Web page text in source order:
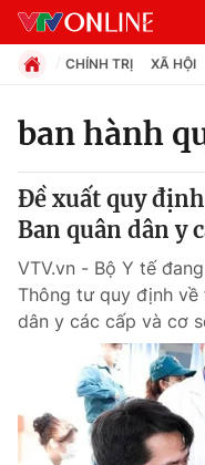
Chuyên mục
Chính trị
Xã hội
Pháp luật
Y tế
CHÍNH TRỊ XÃ HỘI
ban hành
Đề xuất quy
Ban quân dân y
VTV.vn - Bộ Y tế
Thông tư quy định
dân y các cấp và cơ